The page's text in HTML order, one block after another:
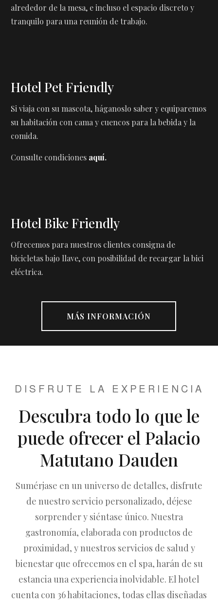
alrededor de la mesa, e incluso el espacio discreto y
tranquilo para una reunión de trabajo.
Hotel Pet Friendly
Si viaja con su mascota, háganoslo saber y equiparemos
su habitación con cama y cuencos para la bebida y la
comida.
Consulte condiciones aquí.
Hotel Bike Friendly
Ofrecemos para nuestros clientes consigna de
bicicletas bajo llave, con posibilidad de recargar la bici
eléctrica.
MÁS INFORMACIÓN
DISFRUTE LA EXPERIENCIA
Descubra todo lo que le
puede ofrecer el Palacio
Matutano Dauden
Sumérjase en un universo de detalles, disfrute
de nuestro servicio personalizado, déjese
sorprender y siéntase único. Nuestra
gastronomía, elaborada con productos de
proximidad, y nuestros servicios de salud y
bienestar que ofrecemos en el spa, harán de su
estancia una experiencia inolvidable. El hotel
cuenta con 36 habitaciones, todas ellas diseñadas